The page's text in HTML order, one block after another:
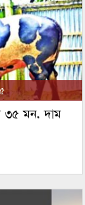
৩৫ মন, দাম